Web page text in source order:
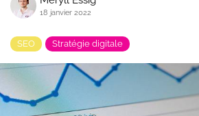
18 janvier 2022
SEO Stratégie digitale